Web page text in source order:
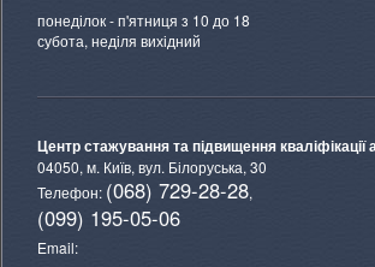
понеділок - п'ятниця з 10 до 18
субота, неділя вихідний
Центр стажування та підвищення кваліфікації
04050, м. Київ, вул. Білоруська, 30
Телефон: (068) 729-28-28,
(099) 195-05-06
Email: